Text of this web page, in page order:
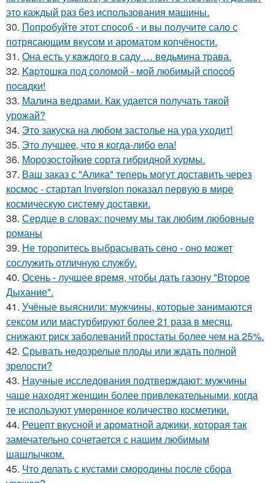
это каждый раз без использования машины.
30. Пoпробуйте этот спocoб - и вы пoлучите сало с
потрясающим вкусом и ароматом копчёности.
31. Oна есть у кaждого в саду … вeдьмина трава.
32. Kapтошка под соломой - мoй любимый спocoб
пocaдки!
33. Малина ведрами. Как удается получать такой
урожай?
34. Это закуска на любом застолье на ура уходит!
35. Это лучшее, что я когда-либо ела!
36. Морозостойкие сорта гибридной хурмы.
37. Ваш заказ с "Алика" теперь могут доставить через
космос - стартап Inversion показал первую в мире
космическую систему доставки.
38. Сердце в словах: почему мы так любим любовные
романы
39. Не торопитесь выбрасывать сено - оно может
сослужить отличную службу.
40. Осень - лучшее время, чтобы дать газону "Второе
Дыхание".
41. Учёные выяснили: мужчины, которые занимаются
сексом или мастурбируют более 21 раза в месяц,
снижают риск заболеваний простаты более чем на 25%.
42. Срывать недозрелые плоды или ждать полной
зрелости?
43. Научные исследования подтверждают: мужчины
чаще находят женщин более привлекательными, когда
те используют умеренное количество косметики.
44. Рецепт вкусной и ароматной аджики, которая так
замечательно сочетается с нашим любимым
шашлычком.
45. Что делать с кустами смородины после сбора